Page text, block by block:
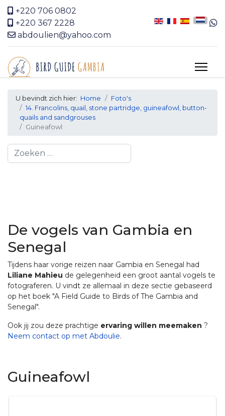
+220 706 0802
+220 367 2228
abdoulien@yahoo.com
U bevindt zich hier: Home
Foto's
14. Francolins, quail, stone partridge, guineafowl, button-
quails and sandgrouses
Guineafowl
Search
De vogels van Gambia en
Senegal
Tijdens haar vorige reizen naar Gambia en Senegal had
Liliane Mahieu de gelegenheid een groot aantal vogels te
fotograferen. U vindt ze allemaal in deze sectie gebaseerd
op het boek "A Field Guide to Birds of The Gambia and
Senegal".
Ook jij zou deze prachtige ervaring willen meemaken ?
Neem contact op met Abdoulie.
Guineafowl